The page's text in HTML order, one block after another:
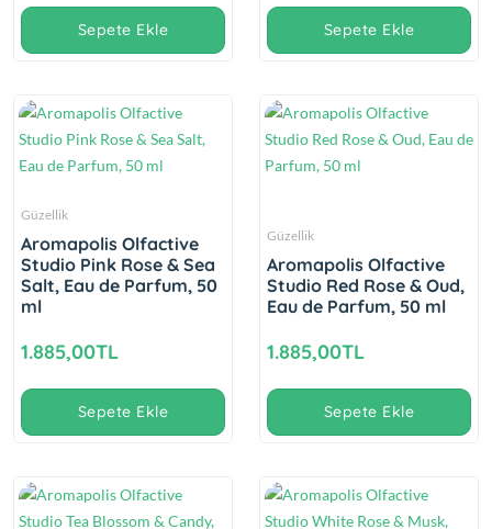
Sepete Ekle Sepete Ekle
Güzellik
Aromapolis Olfactive
Studio Pink Rose & Sea
Salt, Eau de Parfum, 50
ml
1.885,00TL
Sepete Ekle
Güzellik
Aromapolis Olfactive
Studio Red Rose & Oud,
Eau de Parfum, 50 ml
1.885,00TL
Sepete Ekle